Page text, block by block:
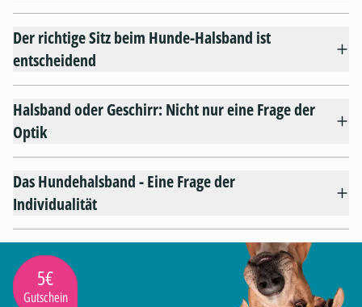
Der richtige Sitz beim Hunde-Halsband ist
entscheidend
Halsband oder Geschirr: Nicht nur eine Frage der
Optik
Das Hundehalsband - Eine Frage der
Individualität
5€
Gutschein